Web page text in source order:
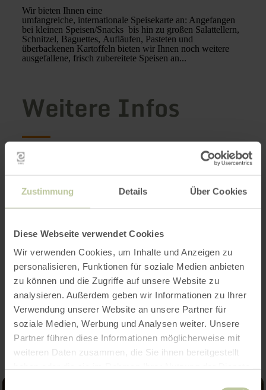
Zustimmung Details Über Cookies
Diese Webseite verwendet Cookies
Wir verwenden Cookies, um Inhalte und Anzeigen zu
personalisieren, Funktionen für soziale Medien anbieten
zu können und die Zugriffe auf unsere Website zu
analysieren. Außerdem geben wir Informationen zu Ihrer
Verwendung unserer Website an unsere Partner für
soziale Medien, Werbung und Analysen weiter. Unsere
Partner führen diese Informationen möglicherweise mit
weiteren Daten zusammen, die Sie ihnen bereitgestellt
Wir bieten Ihnen eine
umfangreiche, internationale Speisekarte an: Angefangen
bei kleinen Speisen/Snacks bis hin zu großen Salattellern,
Schnitzel, Baguettes, Aufläufen, Pasteten und
überbackenen Kartoffeln bieten wir Ihnen noch weitere
ausgefallene, frisch zubereitete Speisen an...
Weitere Infos
Öffnungszeiten
Merkmale / Besonderheiten
Kategorien
Platzangebot
Impressionen